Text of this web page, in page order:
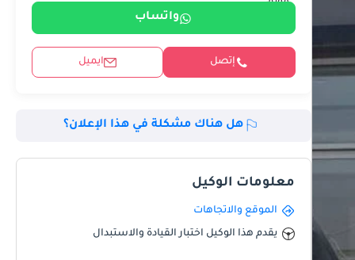
واتساب
إتصل ايميل
هل هناك مشكلة في هذا الإعلان؟
معلومات الوكيل
الموقع والاتجاهات
يقدم هذا الوكيل اختبار القيادة والاستبدال